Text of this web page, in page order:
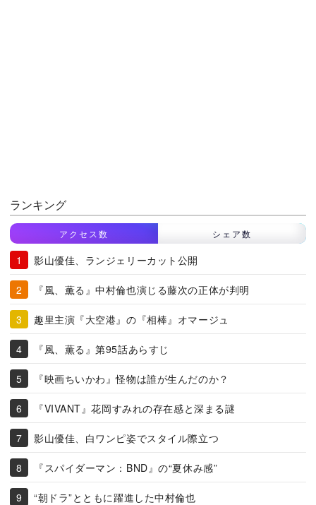
ランキング
アクセス数 シェア数
影山優佳、ランジェリーカット公開
『風、薫る』中村倫也演じる藤次の正体が判明
趣里主演『大空港』の『相棒』オマージュ
『風、薫る』第95話あらすじ
『映画ちいかわ』怪物は誰が生んだのか？
『VIVANT』花岡すみれの存在感と深まる謎
影山優佳、白ワンピ姿でスタイル際立つ
『スパイダーマン：BND』の“夏休み感”
“朝ドラ”とともに躍進した中村倫也